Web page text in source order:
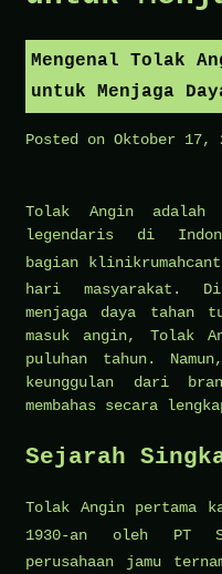
Mengenal Tolak
untuk Menjaga
Posted on Oktober 17,
Tolak Angin
legendaris di
bagian
hari masyarakat.
menjaga daya tahan
masuk angin, Tolak
puluhan tahun.
keunggulan dari
membahas secara
Sejarah
Tolak Angin pertama
1930-an oleh PT
perusahaan jamu